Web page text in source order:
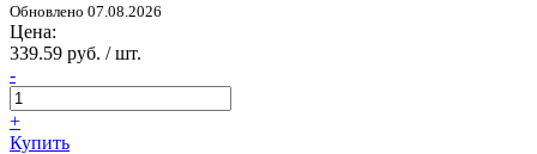
Обновлено 07.08.2026
Цена:
339.59 руб. / шт.
-
+
Купить